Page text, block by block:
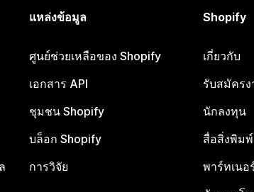
แหล่งข้อมูล
ศูนย์ช่วยเหลือของ Shopify
เอกสาร API
ชุมชน Shopify
บล็อก Shopify
การวิจัย
Shopify
เกี่ยวกับ
รับสมัคร
นักลงทุน
สื่อสิ่งพิมพ์
พาร์ทเนอ